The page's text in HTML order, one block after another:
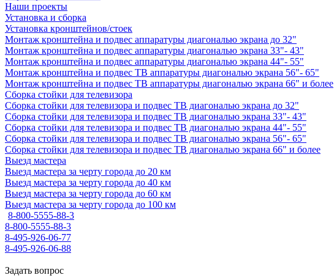
Наши проекты
Установка и сборка
Установка кронштейнов/стоек
Монтаж кронштейна и подвес аппаратуры диагональю экрана до 32"
Монтаж кронштейна и подвес аппаратуры диагональю экрана 33"- 43"
Монтаж кронштейна и подвес аппаратуры диагональю экрана 44"- 55"
Монтаж кронштейна и подвес ТВ аппаратуры диагональю экрана 56"- 65"
Монтаж кронштейна и подвес ТВ аппаратуры диагональю экрана 66" и более
Сборка стойки для телевизора
Сборка стойки для телевизора и подвес ТВ диагональю экрана до 32"
Сборка стойки для телевизора и подвес ТВ диагональю экрана 33"- 43"
Сборка стойки для телевизора и подвес ТВ диагональю экрана 44"- 55"
Сборка стойки для телевизора и подвес ТВ диагональю экрана 56"- 65"
Сборка стойки для телевизора и подвес ТВ диагональю экрана 66" и более
Выезд мастера
Выезд мастера за черту города до 20 км
Выезд мастера за черту города до 40 км
Выезд мастера за черту города до 60 км
Выезд мастера за черту города до 100 км
8-800-5555-88-3
8-800-5555-88-3
8-495-926-06-77
8-495-926-06-88
Задать вопрос